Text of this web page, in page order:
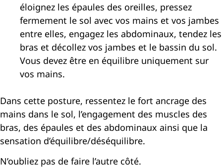
éloignez les épaules des oreilles, pressez
fermement le sol avec vos mains et vos jambes
entre elles, engagez les abdominaux, tendez les
bras et décollez vos jambes et le bassin du sol.
Vous devez être en équilibre uniquement sur
vos mains.
Dans cette posture, ressentez le fort ancrage des
mains dans le sol, l’engagement des muscles des
bras, des épaules et des abdominaux ainsi que la
sensation d’équilibre/déséquilibre.
N’oubliez pas de faire l’autre côté.